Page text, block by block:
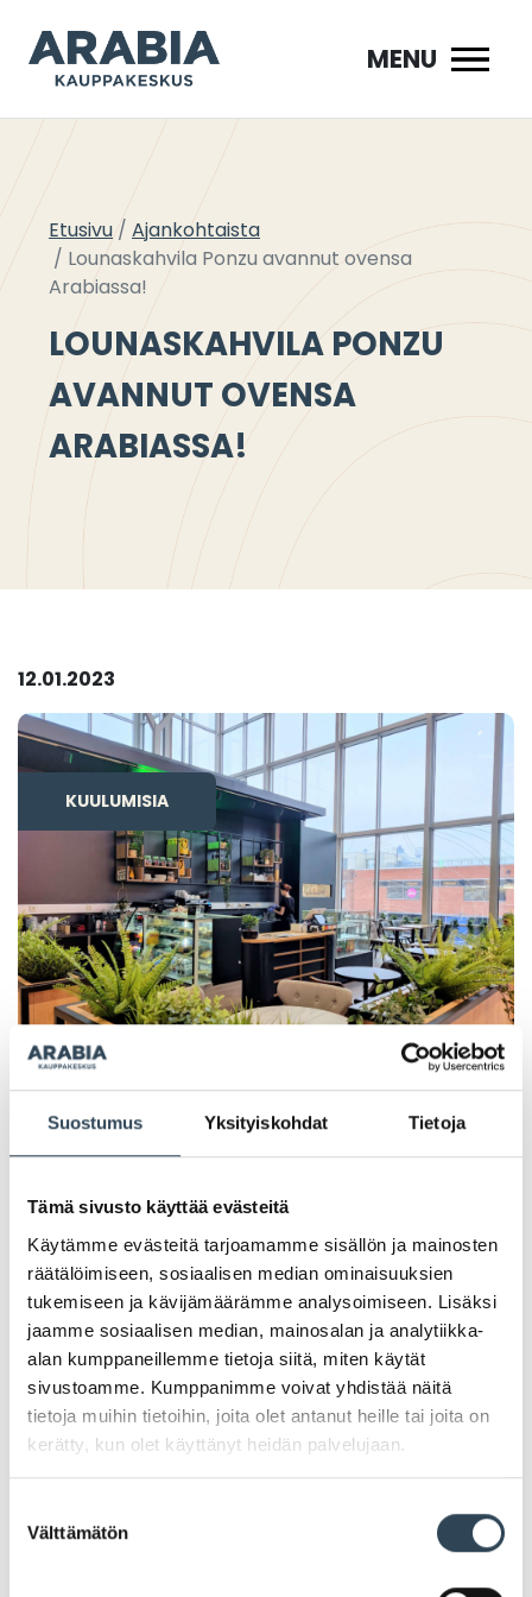
Suostumus Yksityiskohdat Tietoja
Tämä sivusto käyttää evästeitä
Käytämme evästeitä tarjoamamme sisällön ja mainosten
räätälöimiseen, sosiaalisen median ominaisuuksien
tukemiseen ja kävijämäärämme analysoimiseen. Lisäksi
jaamme sosiaalisen median, mainosalan ja analytiikka-
alan kumppaneillemme tietoja siitä, miten käytät
sivustoamme. Kumppanimme voivat yhdistää näitä
tietoja muihin tietoihin, joita olet antanut heille tai joita on
kerätty, kun olet käyttänyt heidän palvelujaan.
valinta
Välttämätön
sisältöön
MENU
Etusivu
Ajankohtaista
Lounaskahvila Ponzu avannut ovensa
Arabiassa!
LOUNASKAHVILA PONZU
AVANNUT OVENSA
ARABIASSA!
12.01.2023
KUULUMISIA
Lounaskahvila Ponzu avannut
Lounaskahvila Ponzu on avannut ovensa
Kauppakeskus Arabiassa! Ponzun löydät Arabian 2.
kerroksesta Tokmannin sisäänkäyntiä vastapäätä ja
se palvelee asiakkaitaan ma-pe 10-19, la 11-18 ja su
12-18.
Ponzu on pieni ja viihtyisä lounaskahvila, josta löydät
herkullisia trendikkäitä Poke Bowleja. Poke Bowl on
alunperin Hawaijilta kotoisin oleva ruoka, joka vie
taatusti kielen mennessään. Annoksissa kulhoon